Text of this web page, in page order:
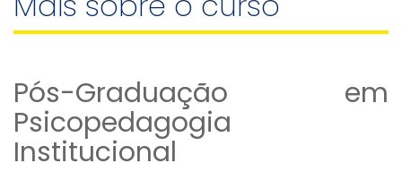
Pós-Graduação em
Psicopedagogia
Institucional